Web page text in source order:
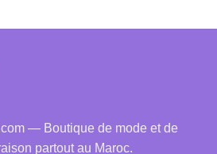
— Boutique de mode et de
partout au Maroc.